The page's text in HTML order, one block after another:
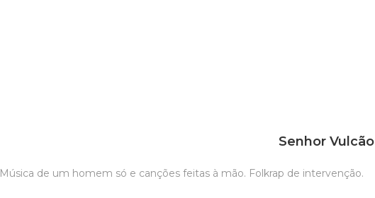
Senhor Vulcão
Música de um homem só e canções feitas à mão. Folkrap de intervenção.